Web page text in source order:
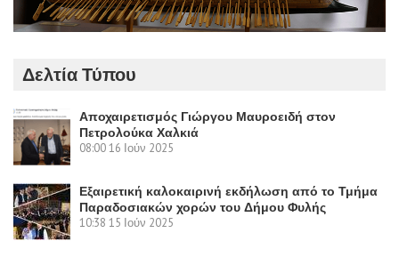
Δελτία Τύπου
Αποχαιρετισμός Γιώργου Μαυροειδή στον
Πετρολούκα Χαλκιά
08:0016 Ιούν 2025
Εξαιρετική καλοκαιρινή εκδήλωση από το Τμήμα
Παραδοσιακών χορών του Δήμου Φυλής
10:38 15 Ιούν 2025